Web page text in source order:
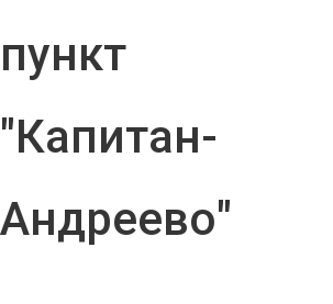
пункт
"Капитан-
Андреево"